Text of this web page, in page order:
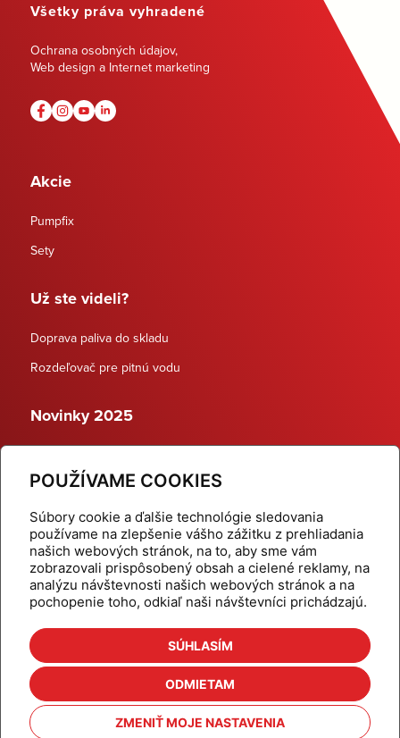
POUŽÍVAME COOKIES
Súbory cookie a ďalšie technológie sledovania
používame na zlepšenie vášho zážitku z prehliadania
našich webových stránok, na to, aby sme vám
zobrazovali prispôsobený obsah a cielené reklamy, na
analýzu návštevnosti našich webových stránok a na
pochopenie toho, odkiaľ naši návštevníci prichádzajú.
SÚHLASÍM
ODMIETAM
ZMENIŤ MOJE NASTAVENIA
Všetky práva vyhradené
Ochrana osobných údajov,
Web design a Internet marketing
Akcie
Pumpfix
Sety
Už ste videli?
Doprava paliva do skladu
Rozdeľovač pre pitnú vodu
Novinky 2025
Dynamické termostatické ventily
Domov
Produkty
Aktuality
Odber šikovné tipy
Kalkulačky
Cenníky
Na stiahnutie
Referencie
Kontakt